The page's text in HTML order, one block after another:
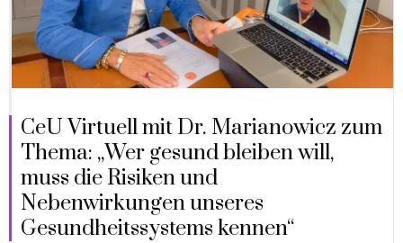
CeU Virtuell mit Dr. Marianowicz zum
Thema: „Wer gesund bleiben will,
muss die Risiken und
Nebenwirkungen unseres
Gesundheitssystems kennen“